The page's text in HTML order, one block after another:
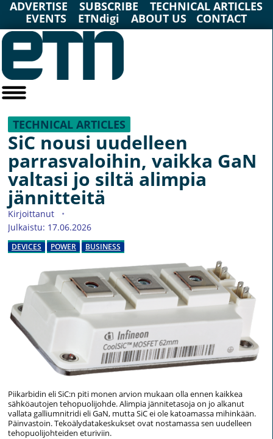
ADVERTISE SUBSCRIBE
TECHNICAL ARTICLES
EVENTS
ETNdigi ABOUT US CONTACT
TECHNICAL ARTICLES
SiC nousi uudelleen
parrasvaloihin, vaikka GaN
valtasi jo siltä alimpia
jännitteitä
Kirjoittanut
Julkaistu: 17.06.2026
DEVICES POWER BUSINESS
Piikarbidin eli SiC:n piti monen arvion mukaan olla ennen kaikkea
sähköautojen tehopuolijohde. Alimpia jännitetasoja on jo alkanut
vallata galliumnitridi eli GaN, mutta SiC ei ole katoamassa mihinkään.
Päinvastoin. Tekoälydatakeskukset ovat nostamassa sen uudelleen
tehopuolijohteiden eturiviin.